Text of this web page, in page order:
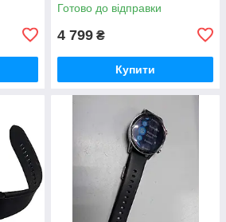
Готово до відправки
4 799 ₴
Купити